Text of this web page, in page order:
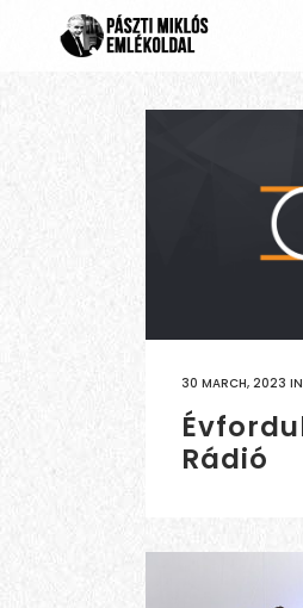
30 MARCH, 2023 IN
Rádió